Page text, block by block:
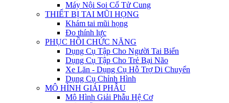
Máy Nội Soi Cổ Tử Cung
THIẾT BỊ TAI MŨI HỌNG
Khám tai mũi họng
Đo thính lực
PHỤC HỒI CHỨC NĂNG
Dụng Cụ Tập Cho Người Tai Biến
Dụng Cụ Tập Cho Trẻ Bại Não
Xe Lăn - Dụng Cụ Hỗ Trợ Di Chuyển
Dụng Cụ Chỉnh Hình
MÔ HÌNH GIẢI PHẪU
Mô Hình Giải Phẫu Hệ Cơ